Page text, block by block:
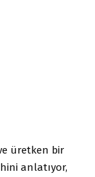
üretken bir
anlatıyor,